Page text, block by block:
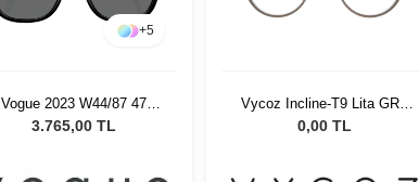
+5
Vogue 2023 W44/87 47
Çocuk Güneş Gözlüğü
3.765,00 TL
Vycoz Incline-T9 Lita GRY
44-23 51652
0,00 TL